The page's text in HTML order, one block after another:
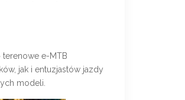
e-MTB
jak i entuzjastów jazdy
modeli.